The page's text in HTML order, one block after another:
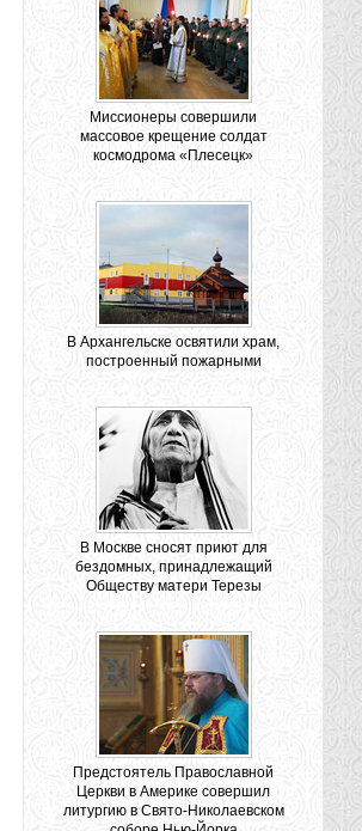
Миссионеры совершили
массовое крещение солдат
космодрома «Плесецк»
В Архангельске освятили храм,
построенный пожарными
В Москве сносят приют для
бездомных, принадлежащий
Обществу матери Терезы
Предстоятель Православной
Церкви в Америке совершил
литургию в Свято-Николаевском